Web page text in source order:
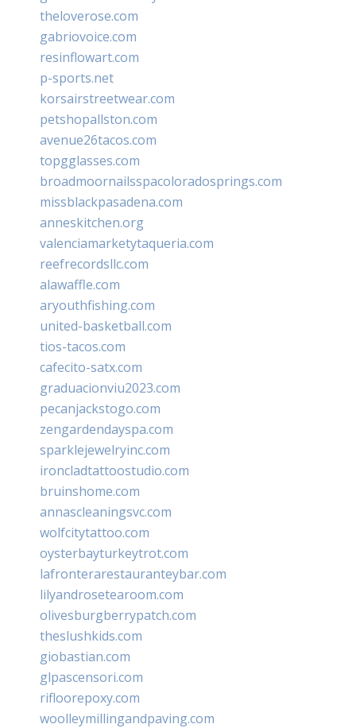
theloverose.com
gabriovoice.com
resinflowart.com
p-sports.net
korsairstreetwear.com
petshopallston.com
avenue26tacos.com
topgglasses.com
broadmoornailsspacoloradosprings.com
missblackpasadena.com
anneskitchen.org
valenciamarketytaqueria.com
reefrecordsllc.com
alawaffle.com
aryouthfishing.com
united-basketball.com
tios-tacos.com
cafecito-satx.com
graduacionviu2023.com
pecanjackstogo.com
zengardendayspa.com
sparklejewelryinc.com
ironcladtattoostudio.com
bruinshome.com
annascleaningsvc.com
wolfcitytattoo.com
oysterbayturkeytrot.com
lafronterarestauranteybar.com
lilyandrosetearoom.com
olivesburgberrypatch.com
theslushkids.com
giobastian.com
glpascensori.com
rifloorepoxy.com
woolleymillingandpaving.com